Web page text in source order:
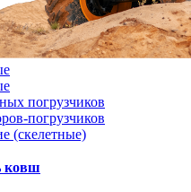
погрузчиков
погрузчиков
(скелетные)
ковш